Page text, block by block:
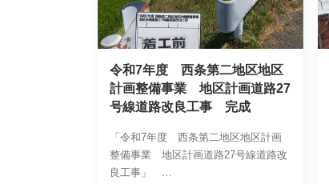
令和7年度 西条第二地区地区
計画整備事業 地区計画道路27
号線道路改良工事 完成
「令和7年度 西条第二地区地区計画
整備事業 地区計画道路27号線道路改
良工事」 …